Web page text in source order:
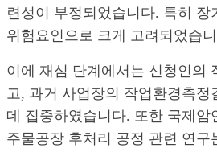
련성이 부정되었습니다. 특히 장
위험요인으로 크게 고려되었습
이에 재심 단계에서는 신청인의
고, 과거 사업장의 작업환경측정
데 집중하였습니다. 또한 국제암
주물공장 후처리 공정 관련 연구